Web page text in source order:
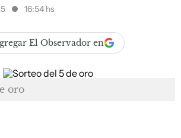
16:54 hs
El Observador en
oro